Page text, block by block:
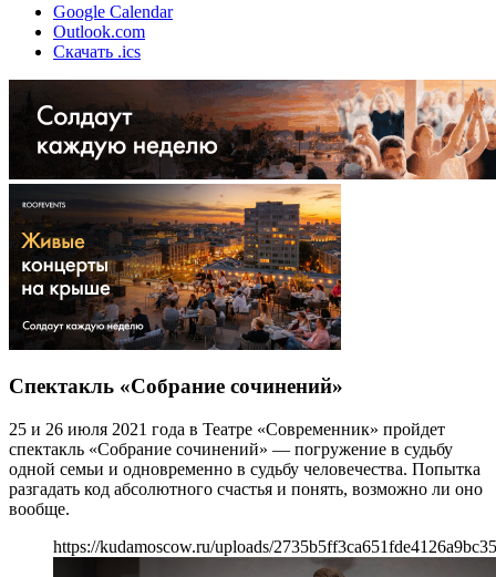
Google Calendar
Outlook.com
Скачать .ics
Спектакль «Собрание сочинений»
25 и 26 июля 2021 года в Театре «Современник» пройдет
спектакль «Собрание сочинений» — погружение в судьбу
одной семьи и одновременно в судьбу человечества. Попытка
разгадать код абсолютного счастья и понять, возможно ли оно
вообще.
https://kudamoscow.ru/uploads/